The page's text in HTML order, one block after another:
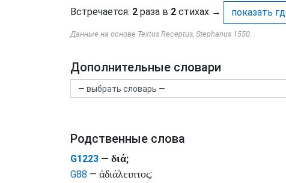
Встречается: 2 раза в 2 стихах → показать
Данные на основе Textus Receptus, Stephanus 1550.
Дополнительные словари
Родственные слова
G1223 — διά;
G88 — ἀδιάλειπτος;